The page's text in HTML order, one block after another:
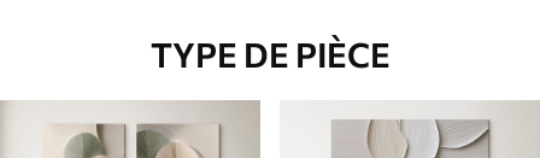
TYPE DE PIÈCE